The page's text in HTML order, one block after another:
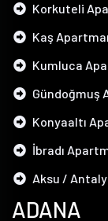
Korkuteli
Kaş
Kumluca
Gündoğmuş
Konyaaltı
İbradı
Aksu /
ADANA